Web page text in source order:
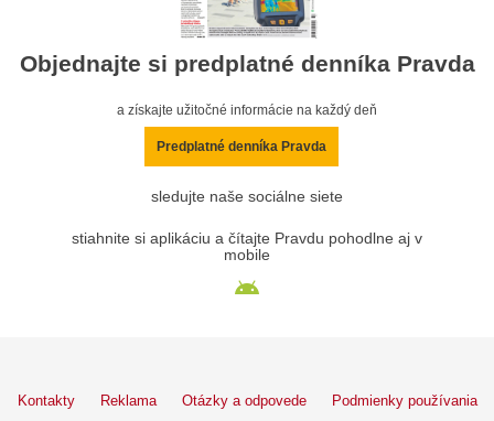
Objednajte si predplatné denníka Pravda
a získajte užitočné informácie na každý deň
Predplatné denníka Pravda
sledujte naše sociálne siete
stiahnite si aplikáciu a čítajte Pravdu pohodlne aj v
mobile
Kontakty Reklama Otázky a odpovede Podmienky používania